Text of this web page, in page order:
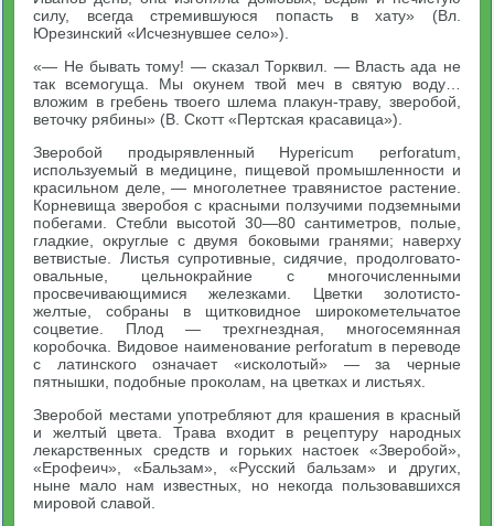
силу, всегда стремившуюся попасть в хату» (Вл.
Юрезинский «Исчезнувшее село»).
«— Не бывать тому! — сказал Торквил. — Власть ада не
так всемогуща. Мы окунем твой меч в святую воду…
вложим в гребень твоего шлема плакун-траву, зверобой,
веточку рябины» (В. Скотт «Пертская красавица»).
Зверобой продырявленный Hypericum perforatum,
используемый в медицине, пищевой промышленности и
красильном деле, — многолетнее травянистое растение.
Корневища зверобоя с красными ползучими подземными
побегами. Стебли высотой 30—80 сантиметров, полые,
гладкие, округлые с двумя боковыми гранями; наверху
ветвистые. Листья супротивные, сидячие, продолговато-
овальные, цельнокрайние с многочисленными
просвечивающимися железками. Цветки золотисто-
желтые, собраны в щитковидное широкометельчатое
соцветие. Плод — трехгнездная, многосемянная
коробочка. Видовое наименование perforatum в переводе
с латинского означает «исколотый» — за черные
пятнышки, подобные проколам, на цветках и листьях.
Зверобой местами употребляют для крашения в красный
и желтый цвета. Трава входит в рецептуру народных
лекарственных средств и горьких настоек «Зверобой»,
«Ерофеич», «Бальзам», «Русский бальзам» и других,
ныне мало нам известных, но некогда пользовавшихся
мировой славой.